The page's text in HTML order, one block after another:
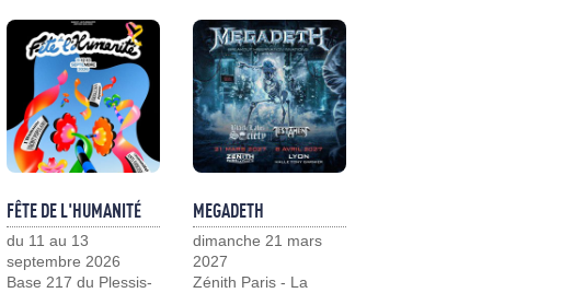
FÊTE DE L'HUMANITÉ
du 11 au 13
septembre 2026
Base 217 du Plessis-
MEGADETH
dimanche 21 mars
2027
Zénith Paris - La